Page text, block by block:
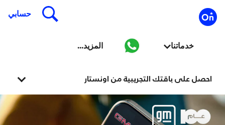
احصل على باقتك التجريبية من اونستار